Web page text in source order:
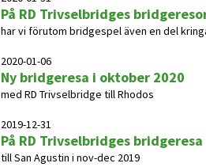
På RD Trivselbridges
har vi förutom bridgespel även en del
2020-01-06
Ny bridgeresa i oktober 2020
med RD Trivselbridge till Rhodos
2019-12-31
På RD Trivselbridges bridgeresa
till San Agustin i nov-dec 2019